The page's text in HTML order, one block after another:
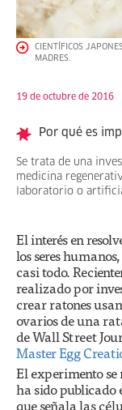
CIENTÍFICOS
MADRES.
19 de octubre de 2016
Por qué es
Se trata de una
medicina
laboratorio o
El interés en
los seres
casi todo.
realizado por
crear ratones
ovarios de una
de Wall Street
Master Egg
El experimento se
ha sido publicado
que señala las